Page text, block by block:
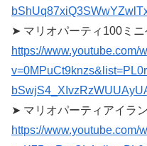
➤ マリオパーティ100ミ
https://www.youtube.com/
➤ マリオパーティアイラ
https://www.youtube.com/